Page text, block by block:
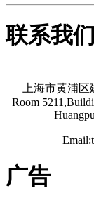
联系我们
上海市黄浦
Room
广告